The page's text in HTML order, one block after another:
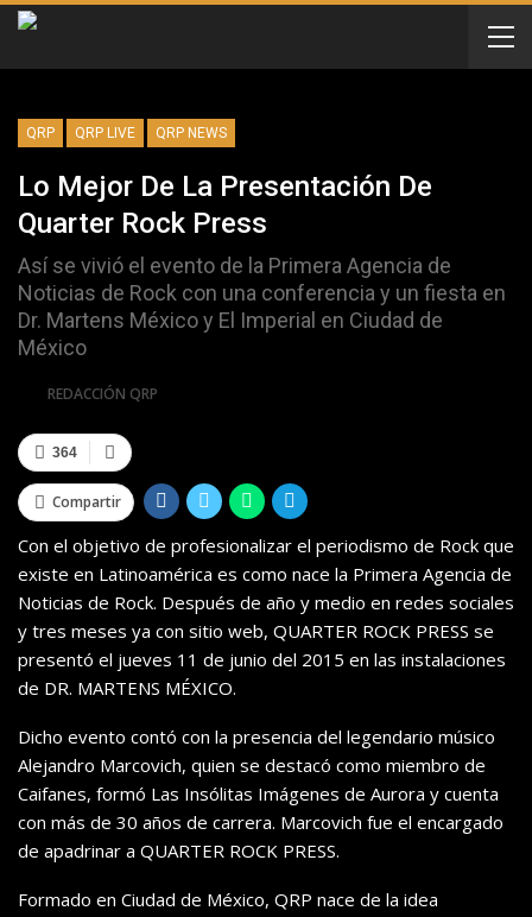
QRP QRP LIVE QRP NEWS
Lo Mejor De La Presentación De
Quarter Rock Press
Así se vivió el evento de la Primera Agencia de
Noticias de Rock con una conferencia y un fiesta en
Dr. Martens México y El Imperial en Ciudad de
México
REDACCIÓN QRP
364
Compartir
Con el objetivo de profesionalizar el periodismo de Rock que
existe en Latinoamérica es como nace la Primera Agencia de
Noticias de Rock. Después de año y medio en redes sociales
y tres meses ya con sitio web, QUARTER ROCK PRESS se
presentó el jueves 11 de junio del 2015 en las instalaciones
de DR. MARTENS MÉXICO.
Dicho evento contó con la presencia del legendario músico
Alejandro Marcovich, quien se destacó como miembro de
Caifanes, formó Las Insólitas Imágenes de Aurora y cuenta
con más de 30 años de carrera. Marcovich fue el encargado
de apadrinar a QUARTER ROCK PRESS.
Formado en Ciudad de México, QRP nace de la idea